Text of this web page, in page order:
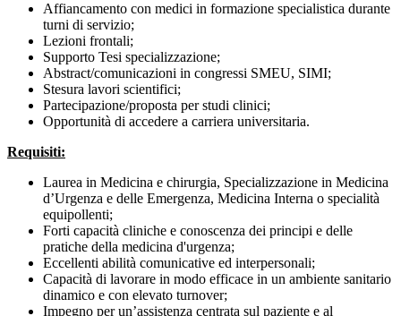
Affiancamento con medici in formazione specialistica durante
turni di servizio;
Lezioni frontali;
Supporto Tesi specializzazione;
Abstract/comunicazioni in congressi SMEU, SIMI;
Stesura lavori scientifici;
Partecipazione/proposta per studi clinici;
Opportunità di accedere a carriera universitaria.
Requisiti:
Laurea in Medicina e chirurgia, Specializzazione in Medicina
d’Urgenza e delle Emergenza, Medicina Interna o specialità
equipollenti;
Forti capacità cliniche e conoscenza dei principi e delle
pratiche della medicina d'urgenza;
Eccellenti abilità comunicative ed interpersonali;
Capacità di lavorare in modo efficace in un ambiente sanitario
dinamico e con elevato turnover;
Impegno per un’assistenza centrata sul paziente e al